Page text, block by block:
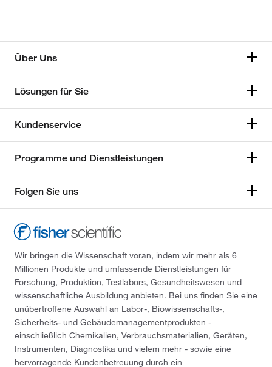
Über Uns
Lösungen für Sie
Kundenservice
Programme und Dienstleistungen
Folgen Sie uns
Wir bringen die Wissenschaft voran, indem wir mehr als 6
Millionen Produkte und umfassende Dienstleistungen für
Forschung, Produktion, Testlabors, Gesundheitswesen und
wissenschaftliche Ausbildung anbieten. Bei uns finden Sie eine
unübertroffene Auswahl an Labor-, Biowissenschafts-,
Sicherheits- und Gebäudemanagementprodukten -
einschließlich Chemikalien, Verbrauchsmaterialien, Geräten,
Instrumenten, Diagnostika und vielem mehr - sowie eine
hervorragende Kundenbetreuung durch ein